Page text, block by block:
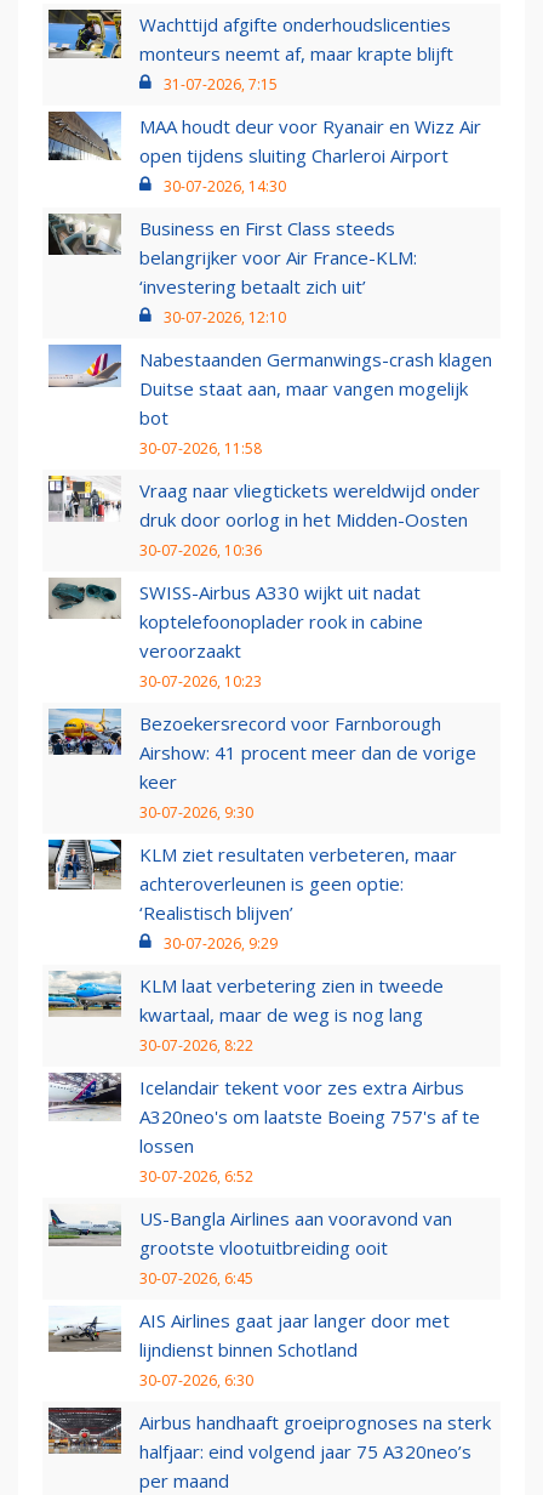
Wachttijd afgifte onderhoudslicenties
monteurs neemt af, maar krapte blijft
31-07-2026, 7:15
MAA houdt deur voor Ryanair en Wizz Air
open tijdens sluiting Charleroi Airport
30-07-2026, 14:30
Business en First Class steeds
belangrijker voor Air France-KLM:
‘investering betaalt zich uit’
30-07-2026, 12:10
Nabestaanden Germanwings-crash klagen
Duitse staat aan, maar vangen mogelijk
bot
30-07-2026, 11:58
Vraag naar vliegtickets wereldwijd onder
druk door oorlog in het Midden-Oosten
30-07-2026, 10:36
SWISS-Airbus A330 wijkt uit nadat
koptelefoonoplader rook in cabine
veroorzaakt
30-07-2026, 10:23
Bezoekersrecord voor Farnborough
Airshow: 41 procent meer dan de vorige
keer
30-07-2026, 9:30
KLM ziet resultaten verbeteren, maar
achteroverleunen is geen optie:
‘Realistisch blijven’
30-07-2026, 9:29
KLM laat verbetering zien in tweede
kwartaal, maar de weg is nog lang
30-07-2026, 8:22
Icelandair tekent voor zes extra Airbus
A320neo's om laatste Boeing 757's af te
lossen
30-07-2026, 6:52
US-Bangla Airlines aan vooravond van
grootste vlootuitbreiding ooit
30-07-2026, 6:45
AIS Airlines gaat jaar langer door met
lijndienst binnen Schotland
30-07-2026, 6:30
Airbus handhaaft groeiprognoses na sterk
halfjaar: eind volgend jaar 75 A320neo’s
per maand